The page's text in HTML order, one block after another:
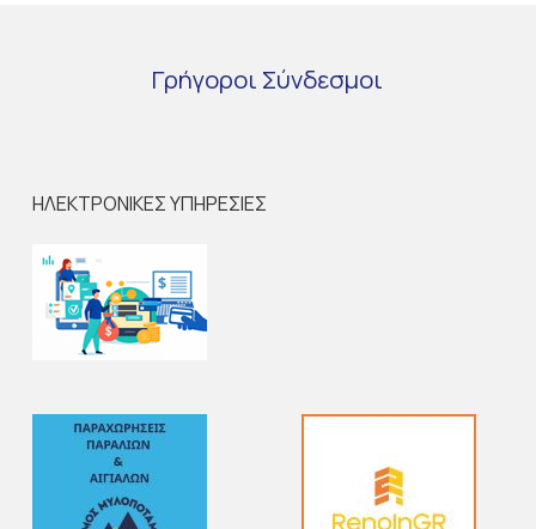
Γρήγοροι Σύνδεσμοι
ΗΛΕΚΤΡΟΝΙΚΕΣ ΥΠΗΡΕΣΙΕΣ